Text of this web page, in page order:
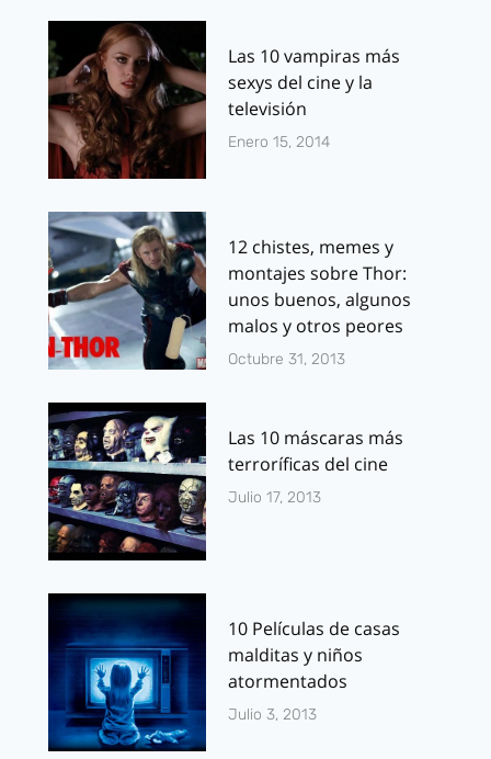
Las 10 vampiras más
sexys del cine y la
televisión
Enero 15, 2014
12 chistes, memes y
montajes sobre Thor:
unos buenos, algunos
malos y otros peores
Octubre 31, 2013
Las 10 máscaras más
terroríficas del cine
Julio 17, 2013
10 Películas de casas
malditas y niños
atormentados
Julio 3, 2013